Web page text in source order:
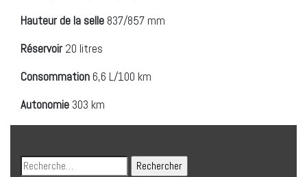
Hauteur de la selle 837/857 mm
Réservoir20 litres
Consommation 6,6 L/100 km
Autonomie 303 km